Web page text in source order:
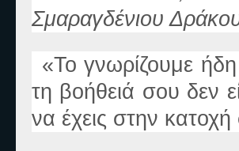
Σμαραγδένιου
«Το γνωρίζουμε
τη βοήθειά σου δεν
να έχεις στην